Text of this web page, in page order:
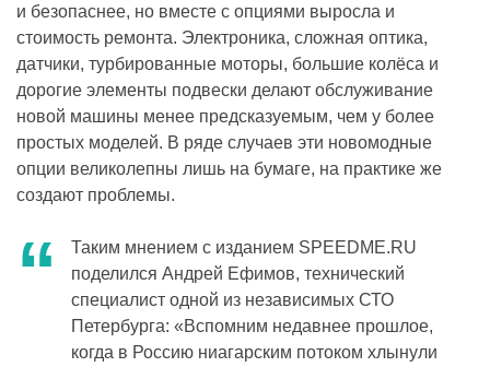
и безопаснее, но вместе с опциями выросла и
стоимость ремонта. Электроника, сложная оптика,
датчики, турбированные моторы, большие колёса и
дорогие элементы подвески делают обслуживание
новой машины менее предсказуемым, чем у более
простых моделей. В ряде случаев эти новомодные
опции великолепны лишь на бумаге, на практике же
создают проблемы.
Таким мнением с изданием SPEEDME.RU
поделился Андрей Ефимов, технический
специалист одной из независимых СТО
Петербурга: «Вспомним недавнее прошлое,
когда в Россию ниагарским потоком хлынули